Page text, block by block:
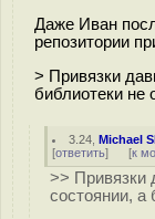
Даже Иван
репозитории
> Привязки
библиотеки не
3.24 ,Michael
[ответить] [к
>> Привязки
состоянии, а